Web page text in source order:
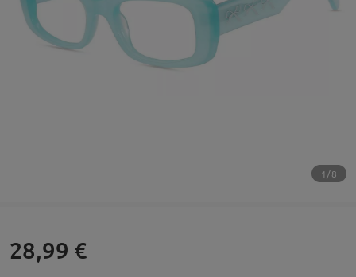
1/8
28,99 €